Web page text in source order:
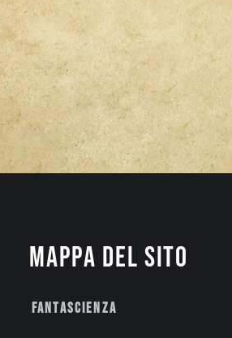
Mappa del sito
Fantascienza